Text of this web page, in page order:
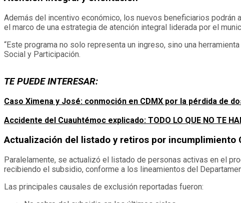
Además del incentivo económico, los nuevos beneficiarios
el marco de una estrategia de atención integral liderada por el
“Este programa no solo representa un ingreso, sino una
Social y Participación.
TE PUEDE INTERESAR:
Caso Ximena y José: conmoción en CDMX por la pérdida de
Accidente del Cuauhtémoc explicado: TODO LO QUE NO TE
Actualización del listado y retiros por incumplimiento
Paralelamente, se actualizó el listado de personas activas en el
recibiendo el subsidio, conforme a los lineamientos del
Las principales causales de exclusión reportadas fueron: